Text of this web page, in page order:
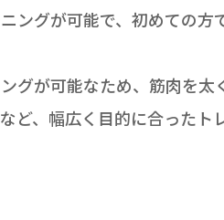
ングが可能で、初めての方
グが可能なため、筋肉を太
ど、幅広く目的に合ったト